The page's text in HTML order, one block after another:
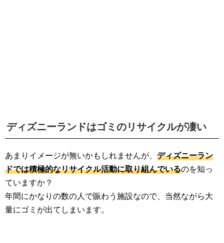
ディズニーランドはゴミのリサイクルが凄い
あまりイメージが無いかもしれませんが、 ディズニーラン
ドでは積極的なリサイクル活動に取り組んでいるのを知っ
ていますか？
年間にかなりの数の人で賑わう施設なので、当然ながら大
量にゴミが出てしまいます。